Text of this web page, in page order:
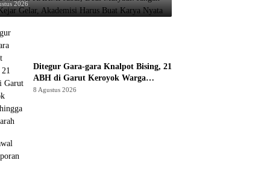
Karya Nyata
2026
Ditegur Gara-gara Knalpot Bising, 21
ABH di Garut Keroyok Warga
hingga Luka Parah
8 Agustus 2026